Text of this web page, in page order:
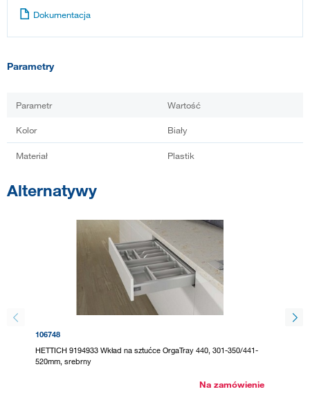
Dokumentacja
Parametry
Parametr Wartość
Kolor Biały
Materiał Plastik
Alternatywy
106748
HETTICH 9194933 Wkład na sztućce OrgaTray 440, 301-350/441-
520mm, srebrny
Na zamówienie